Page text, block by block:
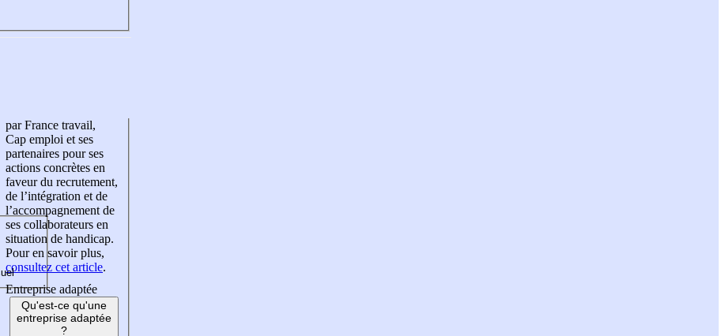
par France travail,
Cap emploi et ses
partenaires pour ses
actions concrètes en
faveur du recrutement,
de l’intégration et de
l’accompagnement de
ses collaborateurs en
situation de handicap.
Pour en savoir plus,
consultez cet article.
Entreprise adaptée
Qu'est-ce qu'une
entreprise adaptée
?